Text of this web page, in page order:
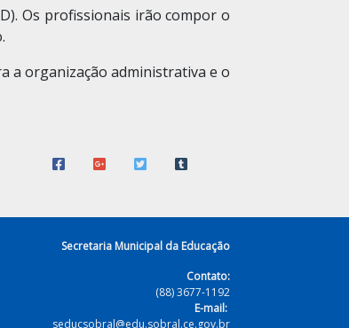
Os profissionais irão compor o
a organização administrativa e o
Secretaria Municipal da Educação
Contato:
(88) 3677-1192
E-mail:
seducsobral@edu.sobral.ce.gov.br